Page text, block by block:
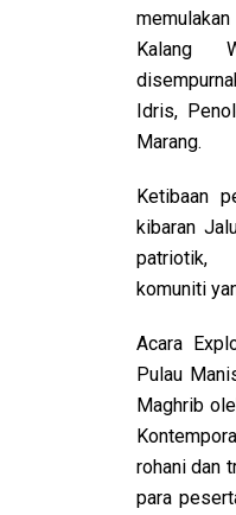
Kalang
Idris,
Marang.
Ketibaan
kibaran
patriotik,
komuniti
Acara
Pulau
Maghrib
rohani dan
para